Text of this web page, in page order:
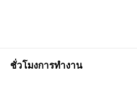
ชั่วโมงการทำงาน